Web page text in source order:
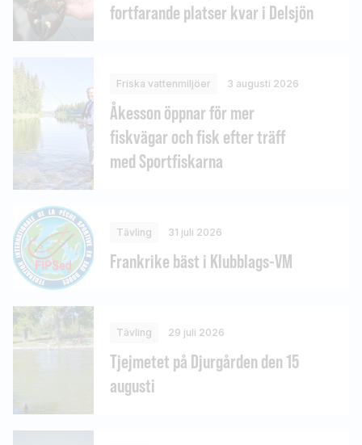
fortfarande platser kvar i Delsjön
Friska vattenmiljöer 3 augusti 2026
Åkesson öppnar för mer
fiskvägar och fisk efter träff
med Sportfiskarna
Tävling 31 juli 2026
Frankrike bäst i Klubblags-VM
Tävling 29 juli 2026
Tjejmetet på Djurgården den 15
augusti